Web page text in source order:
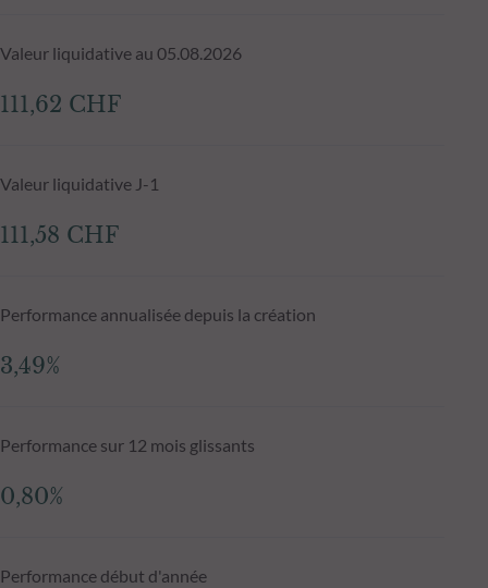
Valeur liquidative au 05.08.2026
111,62 CHF
Valeur liquidative J-1
111,58 CHF
Performance annualisée depuis la création
3,49%
Performance sur 12 mois glissants
0,80%
Performance début d'année